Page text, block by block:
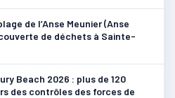
de l’Anse Meunier (Anse
de déchets à Sainte-
Beach 2026 : plus de 120
des contrôles des forces de